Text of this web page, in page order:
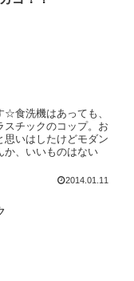
食洗機はあっても、
スチックのコップ。お
いはしたけどモダン
、いいものはない
2014.01.11